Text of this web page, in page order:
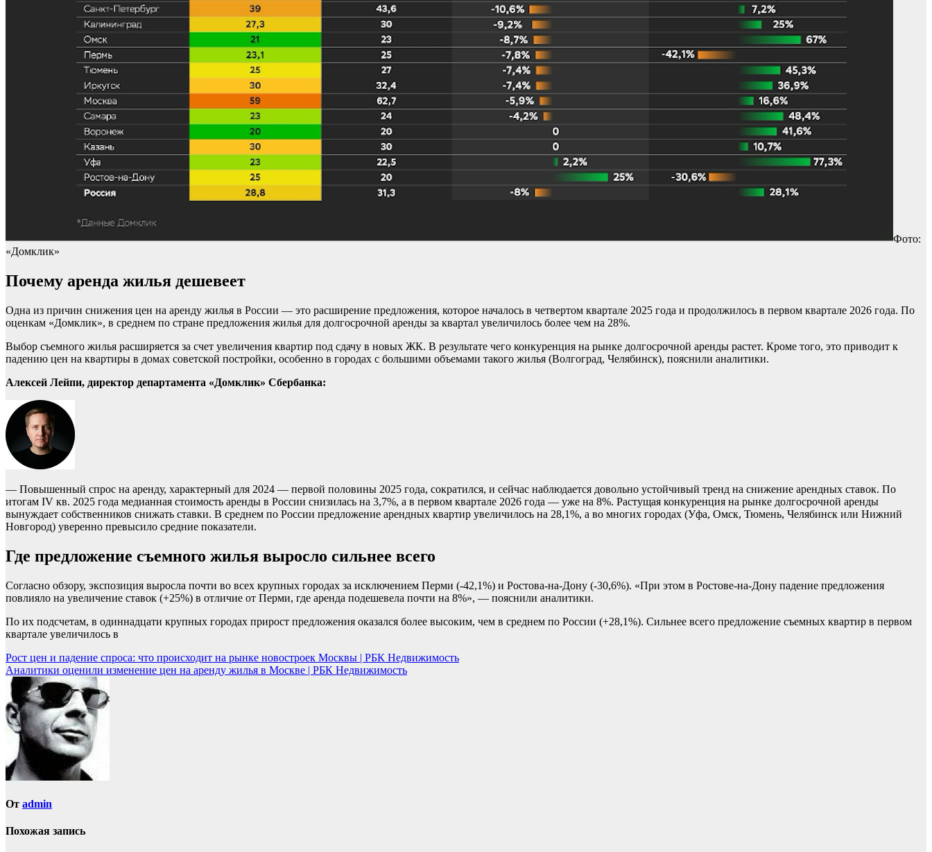
Фото:
«Домклик»
Почему аренда жилья дешевеет
Одна из причин снижения цен на аренду жилья в России — это расширение предложения, которое началось в четвертом квартале 2025 года и продолжилось в первом квартале 2026 года. По
оценкам «Домклик», в среднем по стране предложения жилья для долгосрочной аренды за квартал увеличилось более чем на 28%.
Выбор съемного жилья расширяется за счет увеличения квартир под сдачу в новых ЖК. В результате чего конкуренция на рынке долгосрочной аренды растет. Кроме того, это приводит к
падению цен на квартиры в домах советской постройки, особенно в городах с большими объемами такого жилья (Волгоград, Челябинск), пояснили аналитики.
Алексей Лейпи, директор департамента «Домклик» Сбербанка:
— Повышенный спрос на аренду, характерный для 2024 — первой половины 2025 года, сократился, и сейчас наблюдается довольно устойчивый тренд на снижение арендных ставок. По
итогам IV кв. 2025 года медианная стоимость аренды в России снизилась на 3,7%, а в первом квартале 2026 года — уже на 8%. Растущая конкуренция на рынке долгосрочной аренды
вынуждает собственников снижать ставки. В среднем по России предложение арендных квартир увеличилось на 28,1%, а во многих городах (Уфа, Омск, Тюмень, Челябинск или Нижний
Новгород) уверенно превысило средние показатели.
Где предложение съемного жилья выросло сильнее всего
Согласно обзору, экспозиция выросла почти во всех крупных городах за исключением Перми (-42,1%) и Ростова-на-Дону (-30,6%). «При этом в Ростове-на-Дону падение предложения
повлияло на увеличение ставок (+25%) в отличие от Перми, где аренда подешевела почти на 8%», — пояснили аналитики.
По их подсчетам, в одиннадцати крупных городах прирост предложения оказался более высоким, чем в среднем по России (+28,1%). Сильнее всего предложение съемных квартир в первом
квартале увеличилось в
Навигация
по
записям
Рост цен и падение спроса: что происходит на рынке новостроек Москвы | РБК Недвижимость
Аналитики оценили изменение цен на аренду жилья в Москве | РБК Недвижимость
От admin
Похожая запись